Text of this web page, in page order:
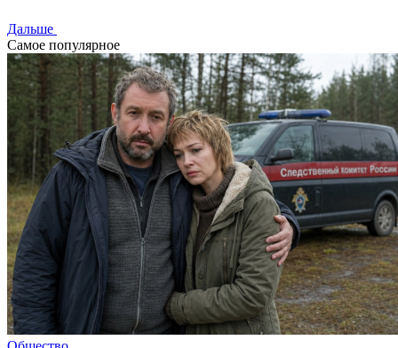
Дальше
Самое популярное